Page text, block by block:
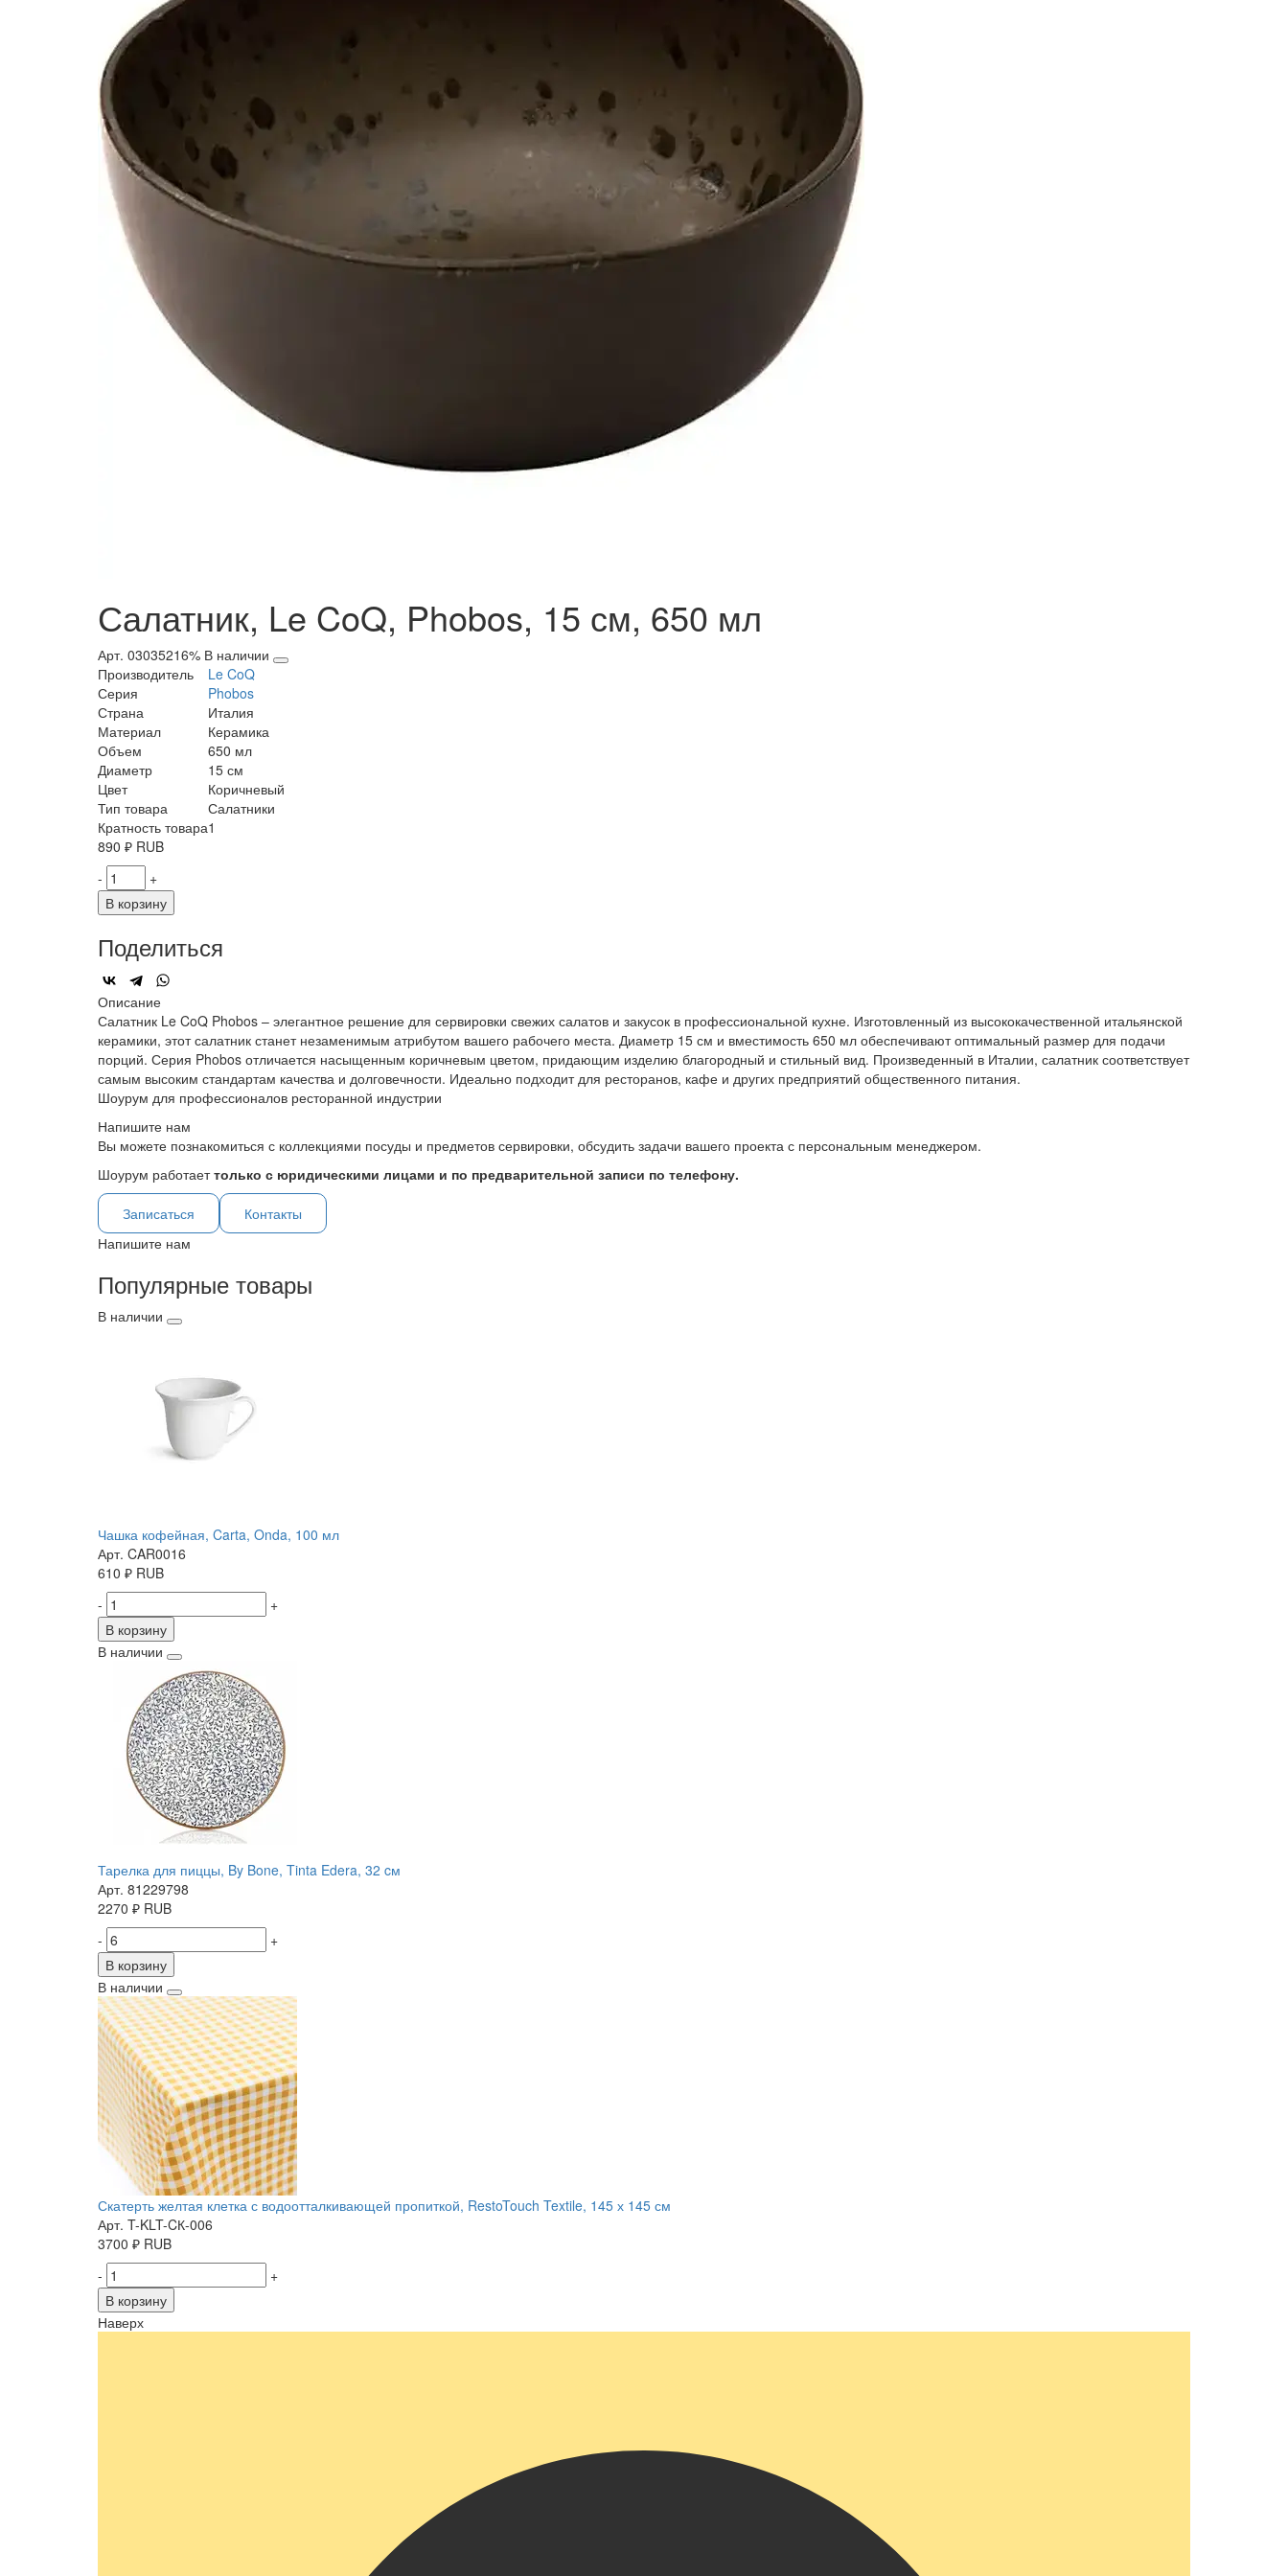
Салатник, Le CoQ, Phobos, 15 см, 650 мл
Арт. 03035216% В наличии
Производитель
Le CoQ
Серия
Phobos
Страна
Италия
Материал
Керамика
Объем
650 мл
Диаметр
15 см
Цвет
Коричневый
Тип товара
Салатники
Кратность товара1
890 ₽ RUB
-
+
В корзину
Поделиться
Описание
Салатник Le CoQ Phobos – элегантное решение для сервировки свежих салатов и закусок в профессиональной кухне. Изготовленный из высококачественной итальянской
керамики, этот салатник станет незаменимым атрибутом вашего рабочего места. Диаметр 15 см и вместимость 650 мл обеспечивают оптимальный размер для подачи
порций. Серия Phobos отличается насыщенным коричневым цветом, придающим изделию благородный и стильный вид. Произведенный в Италии, салатник соответствует
самым высоким стандартам качества и долговечности. Идеально подходит для ресторанов, кафе и других предприятий общественного питания.
Шоурум для профессионалов ресторанной индустрии
Напишите нам
Вы можете познакомиться с коллекциями посуды и предметов сервировки, обсудить задачи вашего проекта с персональным менеджером.
Шоурум работаеттолько с юридическими лицами и по предварительной записи по телефону.
Записаться
Контакты
Напишите нам
Популярные товары
В наличии
Чашка кофейная, Carta, Onda, 100 мл
Арт. CAR0016
610 ₽ RUB
-
+
В корзину
В наличии
Тарелка для пиццы, By Bone, Tinta Edera, 32 cм
Арт. 81229798
2270 ₽ RUB
-
+
В корзину
В наличии
Скатерть желтая клетка с водоотталкивающей пропиткой, RestoTouch Textile, 145 х 145 см
Арт. T-KLT-CК-006
3700 ₽ RUB
-
+
В корзину
Наверх